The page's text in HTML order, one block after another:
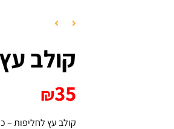
קולב
₪35
קולב עץ לחליפות –